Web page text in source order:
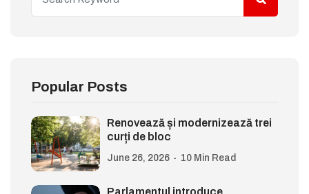
Popular Posts
Renovează și modernizează trei
curți de bloc
June 26, 2026 10 Min Read